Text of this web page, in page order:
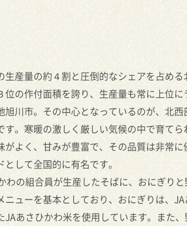
生産量の約４割と圧倒的なシェアを占め
位の作付面積を誇り、生産量も常に上位に
旭川市。その中心となっているのが、北
す。寒暖の激しく厳しい気候の中で育てら
がよく、甘みが豊富で、その品質は非常
として全国的に有名です。
わの組合員が生産したそばに、おにぎり
ニューを基本としており、おにぎりは、
JAあさひかわ米を使用しています。また